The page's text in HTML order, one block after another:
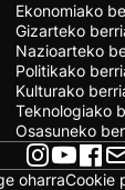
Ekonomiako
Gizarteko
Nazioarteko
Politikako
Kulturako
Teknologiako
Osasuneko
oharraCookie